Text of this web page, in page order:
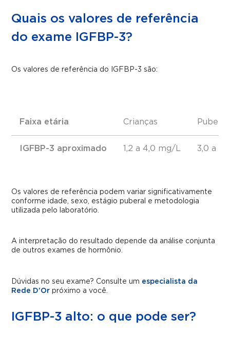
Quais os valores de referência
do exame IGFBP-3?
Os valores de referência do IGFBP-3 são:
Faixa etária
IGFBP-3 aproximado
Crianças
1,2 a 4,0 mg/L 3,0 a
Os valores de referência podem variar significativamente
conforme idade, sexo, estágio puberal e metodologia
utilizada pelo laboratório.
A interpretação do resultado depende da análise conjunta
de outros exames de hormônio.
Dúvidas no seu exame? Consulte um especialista da
Rede D’Or próximo a você.
IGFBP-3 alto: o que pode ser?